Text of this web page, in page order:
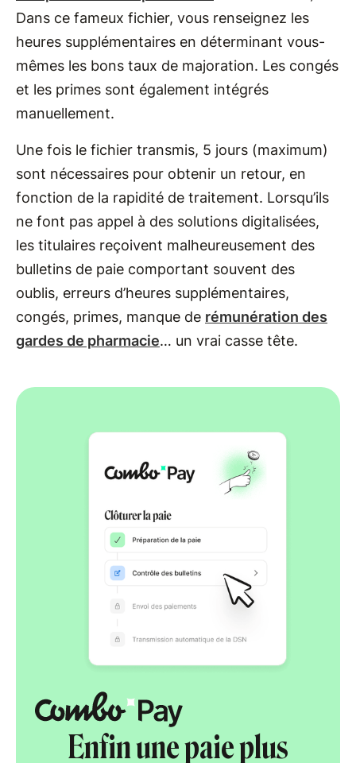
Dans ce fameux fichier, vous renseignez les
heures supplémentaires en déterminant vous-
mêmes les bons taux de majoration. Les congés
et les primes sont également intégrés
manuellement.
Une fois le fichier transmis, 5 jours (maximum)
sont nécessaires pour obtenir un retour, en
fonction de la rapidité de traitement. Lorsqu’ils
ne font pas appel à des solutions digitalisées,
les titulaires reçoivent malheureusement des
bulletins de paie comportant souvent des
oublis, erreurs d’heures supplémentaires,
congés, primes, manque de rémunération des
gardes de pharmacie… un vrai casse tête.
Enfin une paie plus